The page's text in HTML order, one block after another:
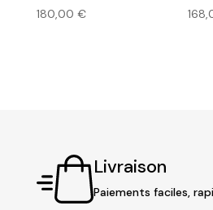
180,00 €
Livraison
Paiements faciles,